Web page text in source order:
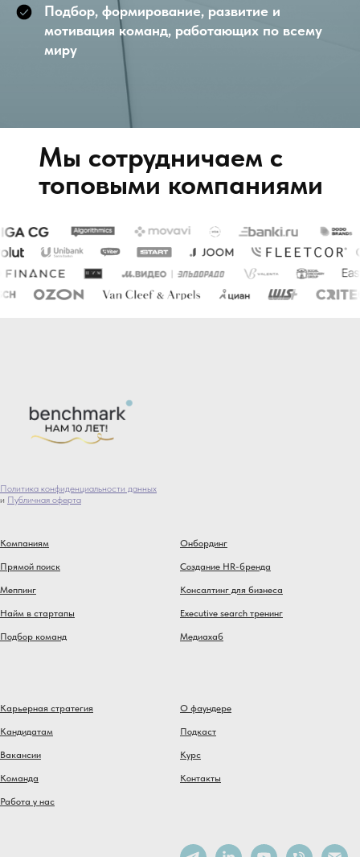
Подбор, формирование, развитие и
мотивация команд, работающих по всему
миру
Мы сотрудничаем с
топовыми компаниями
Политика конфиденциальности данных
и Публичная оферта
Компаниям
Прямой поиск
Меппинг
Найм в стартапы
Подбор команд
Онбординг
Создание HR-бренда
Консалтинг для бизнеса
Executive search тренинг
Медиахаб
Карьерная стратегия
Кандидатам
Вакансии
Команда
Работа у нас
О фаундере
Подкаст
Курс
Контакты